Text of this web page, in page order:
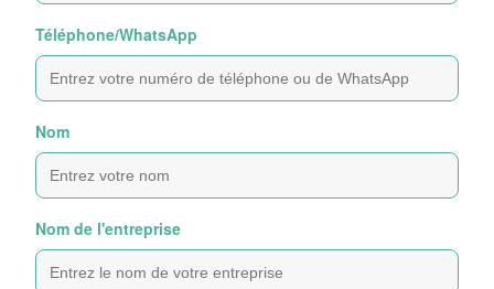
Téléphone/WhatsApp
Nom
Nom de l'entreprise